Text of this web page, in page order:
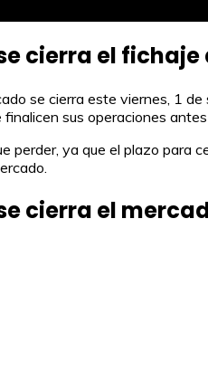
cierra el
se cierra este viernes, 1
finalicen sus operaciones
perder, ya que el plazo para
cierra el